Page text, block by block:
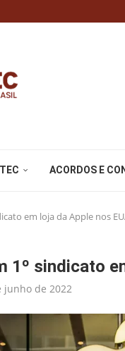
ACORDOS E
em loja da Apple nos
1º sindicato
junho de 2022